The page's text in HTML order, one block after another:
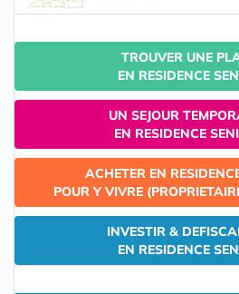
TROUVER UNE
EN RESIDENCE
UN SEJOUR
EN RESIDENCE
ACHETER EN
POUR Y VIVRE
INVESTIR &
EN RESIDENCE